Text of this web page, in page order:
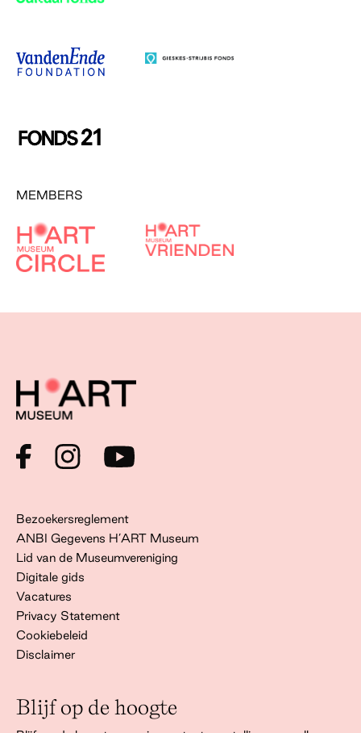
MEMBERS
Bezoekersreglement
ANBI Gegevens H’ART Museum
Lid van de Museumvereniging
Digitale gids
Vacatures
Privacy Statement
Cookiebeleid
Disclaimer
Blijf op de hoogte